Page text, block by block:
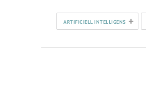
ARTIFICIELL INTELLIGENS +